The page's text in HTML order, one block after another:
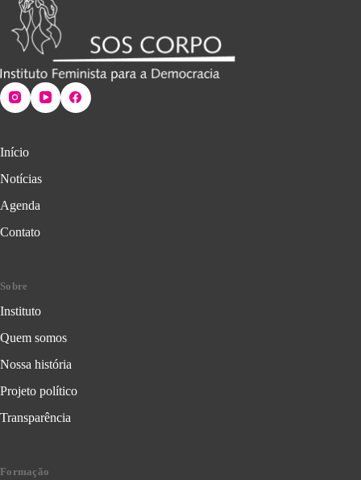
Início
Notícias
Agenda
Contato
Sobre
Instituto
Quem somos
Nossa história
Projeto político
Transparência
Formação